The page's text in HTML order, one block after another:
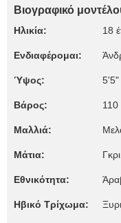
Βιογραφικό
Ηλικία: 18
Ενδιαφέρομαι:
Ύψος: 5'5"
Βάρος: 110
Μαλλιά:
Μάτια: Γκρι
Εθνικότητα:
Ηβικό Τρίχωμα: